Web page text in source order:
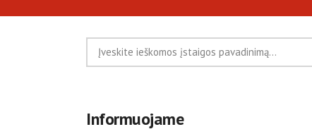
REKLAMA
Informuojame